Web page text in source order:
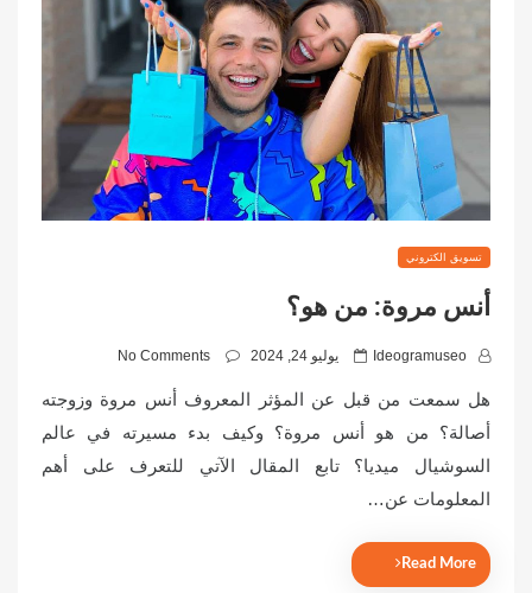
تسويق الكتروني
أنس مروة: من هو؟
Ideogramuseo
P
t
e
يوليو 24, 2024 No Comments
هل سمعت من قبل عن المؤثر المعروف أنس مروة وزوجته
أصالة؟ من هو أنس مروة؟ وكيف بدء مسيرته في عالم
السوشيال ميديا؟ تابع المقال الآتي للتعرف على أهم
المعلومات عن…
Read More